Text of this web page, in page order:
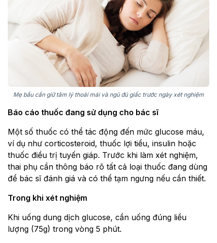
Mẹ bầu cần giữ tâm lý thoải mái và ngủ đủ giấc trước ngày xét nghiệm
Báo cáo thuốc đang sử dụng cho bác sĩ
Một số thuốc có thể tác động đến mức glucose máu,
ví dụ như corticosteroid, thuốc lợi tiểu, insulin hoặc
thuốc điều trị tuyến giáp. Trước khi làm xét nghiệm,
thai phụ cần thông báo rõ tất cả loại thuốc đang dùng
để bác sĩ đánh giá và có thể tạm ngưng nếu cần thiết.
Trong khi xét nghiệm
Khi uống dung dịch glucose, cần uống đúng liều
lượng (75g) trong vòng 5 phút.